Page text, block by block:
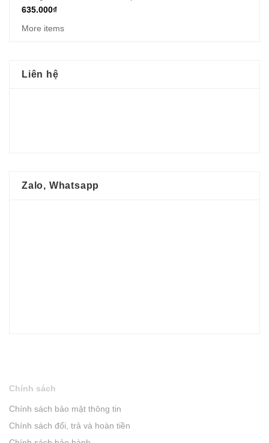
635.000₫
More items
Liên hệ
Zalo, Whatsapp
Chính sách
Chính sách bảo mật thông tin
Chính sách đổi, trả và hoàn tiền